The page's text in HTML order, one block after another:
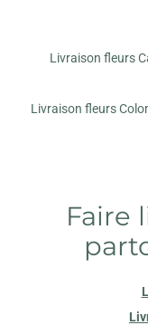
Livraison fleurs
Livraison fleurs
Faire